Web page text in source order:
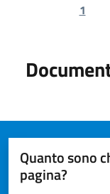
Previous
1
Quanto sono
pagina?